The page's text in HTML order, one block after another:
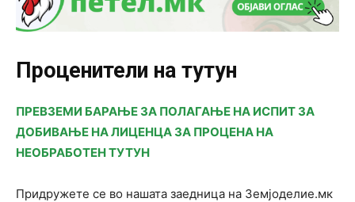
Проценители на тутун
ПРЕВЗЕМИ БАРАЊЕ ЗА ПОЛАГАЊЕ НА ИСПИТ ЗА
ДОБИВАЊЕ НА ЛИЦЕНЦА ЗА ПРОЦЕНА НА
НЕОБРАБОТЕН ТУТУН
Придружете се во нашата заедница на Земјоделие.мк